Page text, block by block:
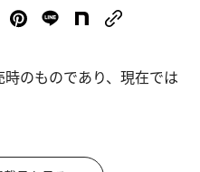
のものであり、現在では